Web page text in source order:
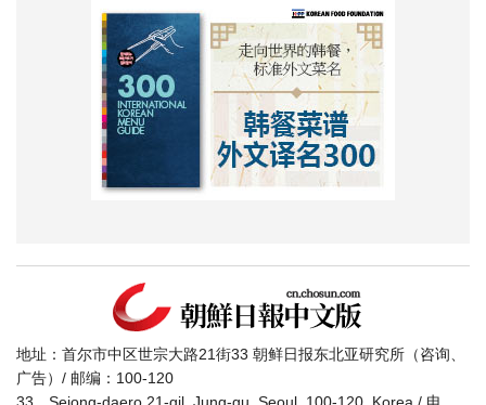
地址：首尔市中区世宗大路21街33 朝鲜日报东北亚研究所（咨询、
广告）/ 邮编：100-120
33，Sejong-daero 21-gil, Jung-gu, Seoul, 100-120, Korea / 电